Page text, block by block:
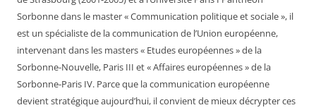
Sorbonne dans le master « Communication politique et sociale », il
est un spécialiste de la communication de l’Union européenne,
intervenant dans les masters « Etudes européennes » de la
Sorbonne-Nouvelle, Paris III et « Affaires européennes » de la
Sorbonne-Paris IV. Parce que la communication européenne
devient stratégique aujourd’hui, il convient de mieux décrypter ces